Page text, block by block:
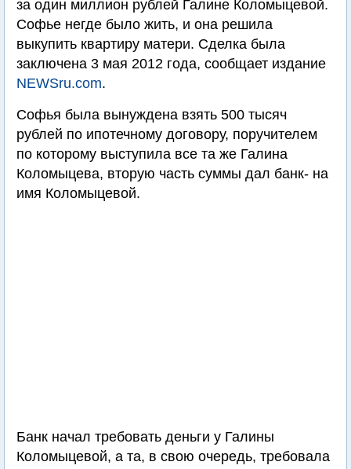
за один миллион рублей Галине Коломыцевой.
Софье негде было жить, и она решила
выкупить квартиру матери. Сделка была
заключена 3 мая 2012 года, сообщает издание
NEWSru.com.
Софья была вынуждена взять 500 тысяч
рублей по ипотечному договору, поручителем
по которому выступила все та же Галина
Коломыцева, вторую часть суммы дал банк- на
имя Коломыцевой.
Банк начал требовать деньги у Галины
Коломыцевой, а та, в свою очередь, требовала